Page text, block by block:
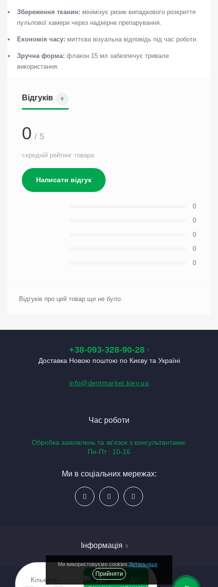
Кількість:
ДО
Збереження тканин: мінімізує ризик випадкового розкриття
пульпової камери через надмірне препарування.
Економія часу: миттєва візуальна відповідь під час роботи.
Зручна форма: флакон 15 мл забезпечує тривале
використання.
Відгуків 0
0 / 5
середній рейтинг товара
Написати відгук
0
0
0
0
0
Відгуків про цей товар ще не було.
+38-093-328-90-28
Доставка Новою поштою по Києву та Україні
info@dentmarket.kiev.ua
Інформація
Доставка і оплата
Час роботи
Обробка замовлень та зв'язок з консультантами:
Пн-Пт : 10-16
Ми в соціальних мережах:
Ми використовуємо cookiesДетальніше
Прийняти